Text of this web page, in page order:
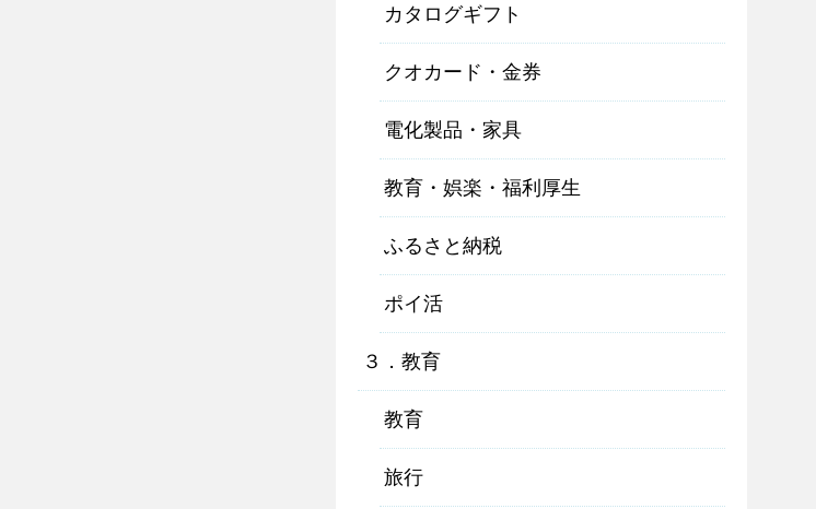
カタログギフト
クオカード・金券
電化製品・家具
教育・娯楽・福利厚生
ふるさと納税
ポイ活
３．教育
教育
旅行